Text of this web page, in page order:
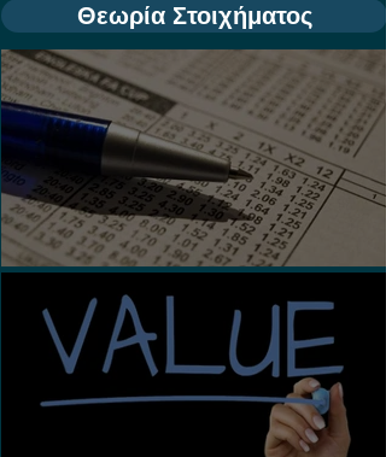
Θεωρία Στοιχήματος
Τι είναι τα Ασιατικά Χάντικαπ;